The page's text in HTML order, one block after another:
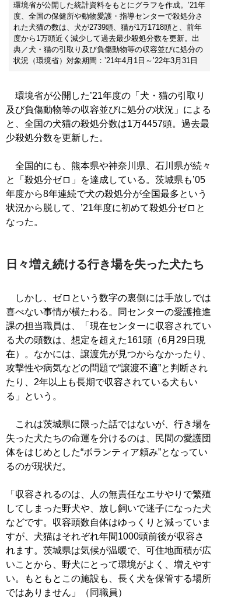
環境省が公開した統計資料をもとにグラフを作成。’21年
度、全国の保健所や動物愛護・指導センターで殺処分さ
れた犬猫の数は、犬が2739頭、猫が1万1718頭と、前年
度から1万頭近く減少して過去最少殺処分数を更新。出
典／犬・猫の引取り及び負傷動物等の収容並びに処分の
状況（環境省）対象期間：ʼ21年4月1日～ʼ22年3月31日
環境省が公開した’21年度の「犬・猫の引取り
及び負傷動物等の収容並びに処分の状況」による
と、全国の犬猫の殺処分数は1万4457頭。過去最
少殺処分数を更新した。
全国的にも、熊本県や神奈川県、石川県が続々
と「殺処分ゼロ」を達成している。茨城県も’05
年度から8年連続で犬の殺処分が全国最多という
状況から脱して、’21年度に初めて殺処分ゼロと
なった。
日々増え続ける行き場を失った犬たち
しかし、ゼロという数字の裏側には手放しでは
喜べない事情が横たわる。同センターの愛護推進
課の担当職員は、「現在センターに収容されてい
る犬の頭数は、想定を超えた161頭（6月29日現
在）。なかには、譲渡先が見つからなかったり、
攻撃性や病気などの問題で“譲渡不適”と判断され
たり、2年以上も長期で収容されている犬もい
る」という。
これは茨城県に限った話ではないが、行き場を
失った犬たちの命運を分けるのは、民間の愛護団
体をはじめとした“ボランティア頼み”となってい
るのが現状だ。
「収容されるのは、人の無責任なエサやりで繁殖
してしまった野犬や、放し飼いで迷子になった犬
などです。収容頭数自体はゆっくりと減っていま
すが、犬猫はそれぞれ年間1000頭前後が収容さ
れます。茨城県は気候が温暖で、可住地面積が広
いことから、野犬にとって環境がよく、増えやす
い。もともとこの施設も、長く犬を保管する場所
ではありません」（同職員）